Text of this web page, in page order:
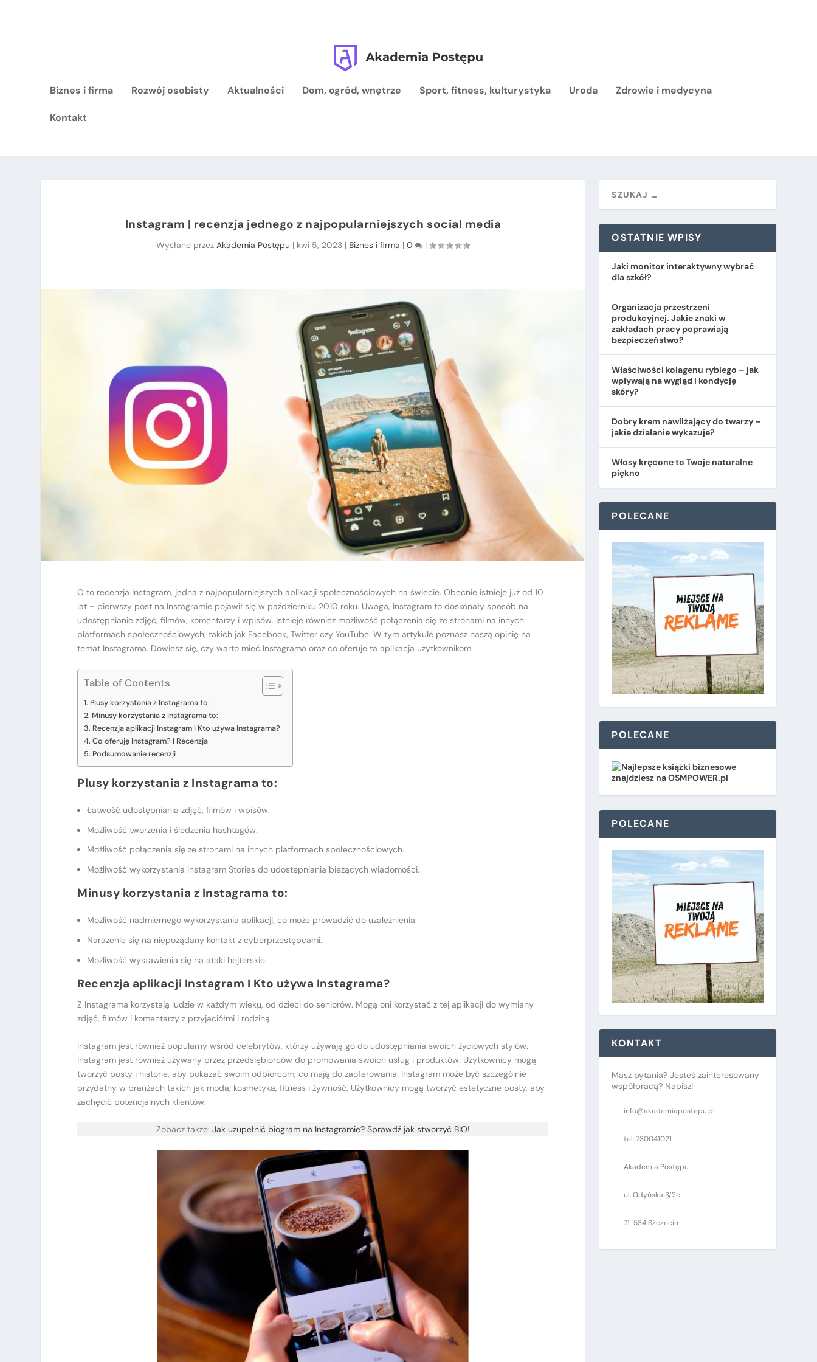
Biznes i firma Rozwój osobisty Aktualności Dom, ogród, wnętrze Sport, fitness, kulturystyka Uroda Zdrowie i medycyna
Kontakt
Instagram | recenzja jednego z najpopularniejszych social media
Wysłane przezAkademia Postępu | kwi 5, 2023 | Biznes i firma |0 |
O to recenzja Instagram, jedna z najpopularniejszych aplikacji społecznościowych na świecie. Obecnie istnieje już od 10
lat – pierwszy post na Instagramie pojawił się w październiku 2010 roku. Uwaga, Instagram to doskonały sposób na
udostępnianie zdjęć, filmów, komentarzy i wpisów. Istnieje również możliwość połączenia się ze stronami na innych
platformach społecznościowych, takich jak Facebook, Twitter czy YouTube. W tym artykule poznasz naszą opinię na
temat Instagrama. Dowiesz się, czy warto mieć Instagrama oraz co oferuje ta aplikacja użytkownikom.
Table of Contents
Plusy korzystania z Instagrama to:
Minusy korzystania z Instagrama to:
Recenzja aplikacji Instagram I Kto używa Instagrama?
Co oferuję Instagram? I Recenzja
Podsumowanie recenzji
Plusy korzystania z Instagrama to:
Łatwość udostępniania zdjęć, filmów i wpisów.
Możliwość tworzenia i śledzenia hashtagów.
Możliwość połączenia się ze stronami na innych platformach społecznościowych.
Możliwość wykorzystania Instagram Stories do udostępniania bieżących wiadomości.
Minusy korzystania z Instagrama to:
Możliwość nadmiernego wykorzystania aplikacji, co może prowadzić do uzależnienia.
Narażenie się na niepożądany kontakt z cyberprzestępcami.
Możliwość wystawienia się na ataki hejterskie.
Recenzja aplikacji Instagram I Kto używa Instagrama?
Z Instagrama korzystają ludzie w każdym wieku, od dzieci do seniorów. Mogą oni korzystać z tej aplikacji do wymiany
zdjęć, filmów i komentarzy z przyjaciółmi i rodziną.
Instagram jest również popularny wśród celebrytów, którzy używają go do udostępniania swoich życiowych stylów.
Instagram jest również używany przez przedsiębiorców do promowania swoich usług i produktów. Użytkownicy mogą
tworzyć posty i historie, aby pokazać swoim odbiorcom, co mają do zaoferowania. Instagram może być szczególnie
przydatny w branżach takich jak moda, kosmetyka, fitness i żywność. Użytkownicy mogą tworzyć estetyczne posty, aby
zachęcić potencjalnych klientów.
Zobacz także: Jak uzupełnić biogram na Instagramie? Sprawdź jak stworzyć BIO!
OSTATNIE WPISY
Jaki monitor interaktywny wybrać
dla szkół?
Organizacja przestrzeni
produkcyjnej. Jakie znaki w
zakładach pracy poprawiają
bezpieczeństwo?
​Właściwości kolagenu rybiego – jak
wpływają na wygląd i kondycję
skóry?
Dobry krem nawilżający do twarzy –
jakie działanie wykazuje?
Włosy kręcone to Twoje naturalne
piękno
POLECANE
POLECANE
POLECANE
KONTAKT
Masz pytania? Jesteś zainteresowany
współpracą? Napisz!
info@akademiapostepu.pl
tel. 730041021
Akademia Postępu
ul. Gdyńska 3/2c
71-534 Szczecin